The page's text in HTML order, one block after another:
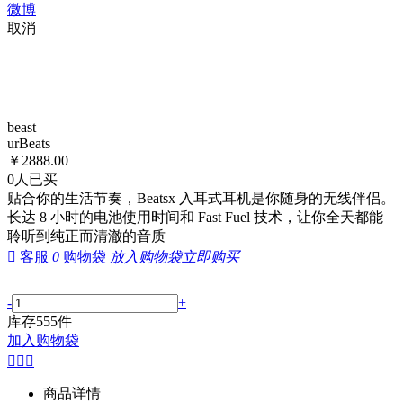
微博
取消
beast
urBeats
￥ 2888.00
0人已买
贴合你的生活节奏，Beatsx 入耳式耳机是你随身的无线伴侣。
长达 8 小时的电池使用时间和 Fast Fuel 技术，让你全天都能
聆听到纯正而清澈的音质
 客服 0 购物袋 放入购物袋立即购买
-
+
库存555件
加入购物袋
  
商品详情